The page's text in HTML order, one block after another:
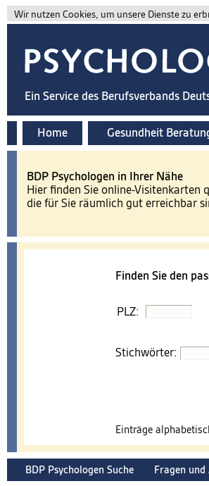
Wir nutzen Cookies, um unsere Dienste zu
Ein Service des Berufsverbands
Home Gesundheit
BDP Psychologen in Ihrer Nähe
Hier finden Sie online-Visitenkarten
die für Sie räumlich gut erreichbar
Finden Sie den
PLZ:
Stichwörter:
Einträge
BDP Psychologen Suche Fragen